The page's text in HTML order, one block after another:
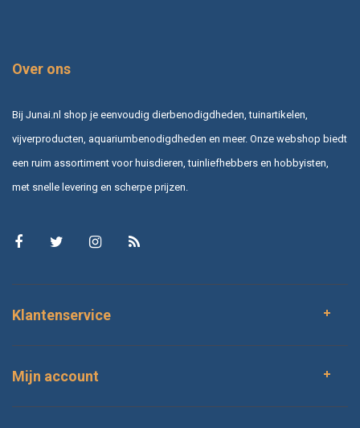
Over ons
Bij Junai.nl shop je eenvoudig dierbenodigdheden, tuinartikelen,
vijverproducten, aquariumbenodigdheden en meer. Onze webshop biedt
een ruim assortiment voor huisdieren, tuinliefhebbers en hobbyisten,
met snelle levering en scherpe prijzen.
Klantenservice
Mijn account